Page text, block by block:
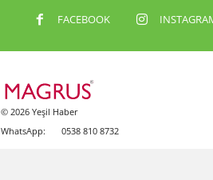
FACEBOOK
© 2026 Yeşil Haber
WhatsApp:
0538 810 8732